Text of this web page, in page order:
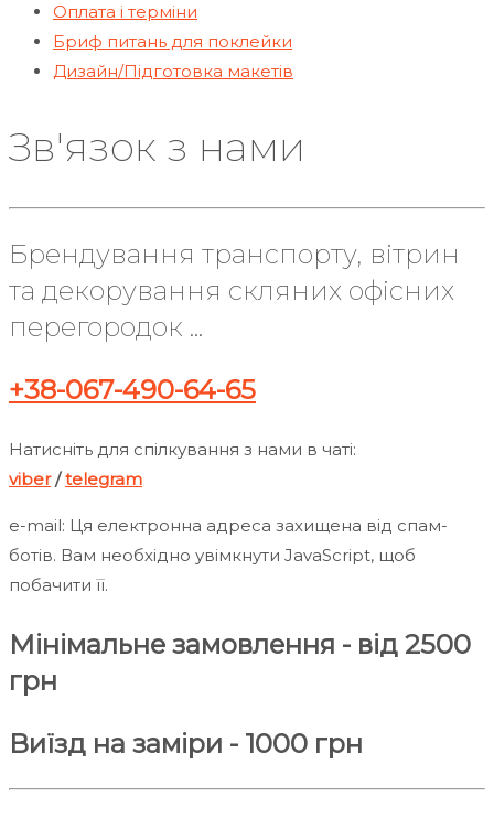
Оплата і терміни
Бриф питань для поклейки
Дизайн/Підготовка макетів
Зв'язок з нами
Брендування транспорту, вітрин
та декорування скляних офісних
перегородок ...
+38-067-490-64-65
Натисніть для спілкування з нами в чаті:
viber/telegram
e-mail: Ця електронна адреса захищена від спам-
ботів. Вам необхідно увімкнути JavaScript, щоб
побачити її.
Мінімальне замовлення - від 2500
грн
Виїзд на заміри - 1000 грн